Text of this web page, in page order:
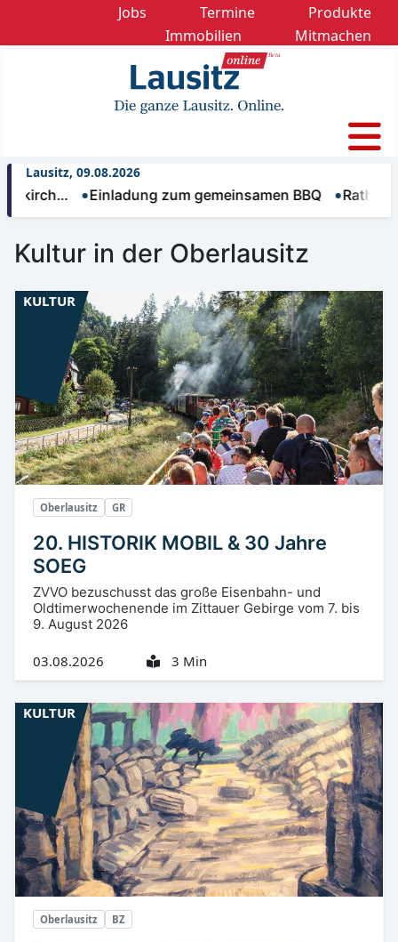
Jobs Termine
Produkte
Immobilien
Mitmachen
Lausitz, 09.08.2026
Einladung zum gemeinsamen BBQ Rathaus
Kultur in der Oberlausitz
Oberlausitz GR
20. HISTORIK MOBIL & 30 Jahre
SOEG
ZVVO bezuschusst das große Eisenbahn- und
Oldtimerwochenende im Zittauer Gebirge vom 7. bis
9. August 2026
03.08.2026 3 Min
KULTUR
Oberlausitz BZ
KULTUR